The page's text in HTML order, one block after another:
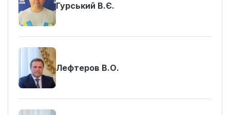
Гурський В.Є.
Лефтеров В.О.